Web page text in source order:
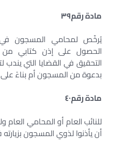
مادة رقم٣٩
يُرخّص لمحامي المسجون في
الحصول على إذن كتابي من
التحقيق في القضايا التي يندب
بدعوة من المسجون أم بناءً
مادة رقم٤٠
للنائب العام أو المحامي
أن يأذنوا لذوي المسجون